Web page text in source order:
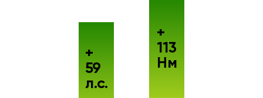
+
59
л.с.
+
113
Нм